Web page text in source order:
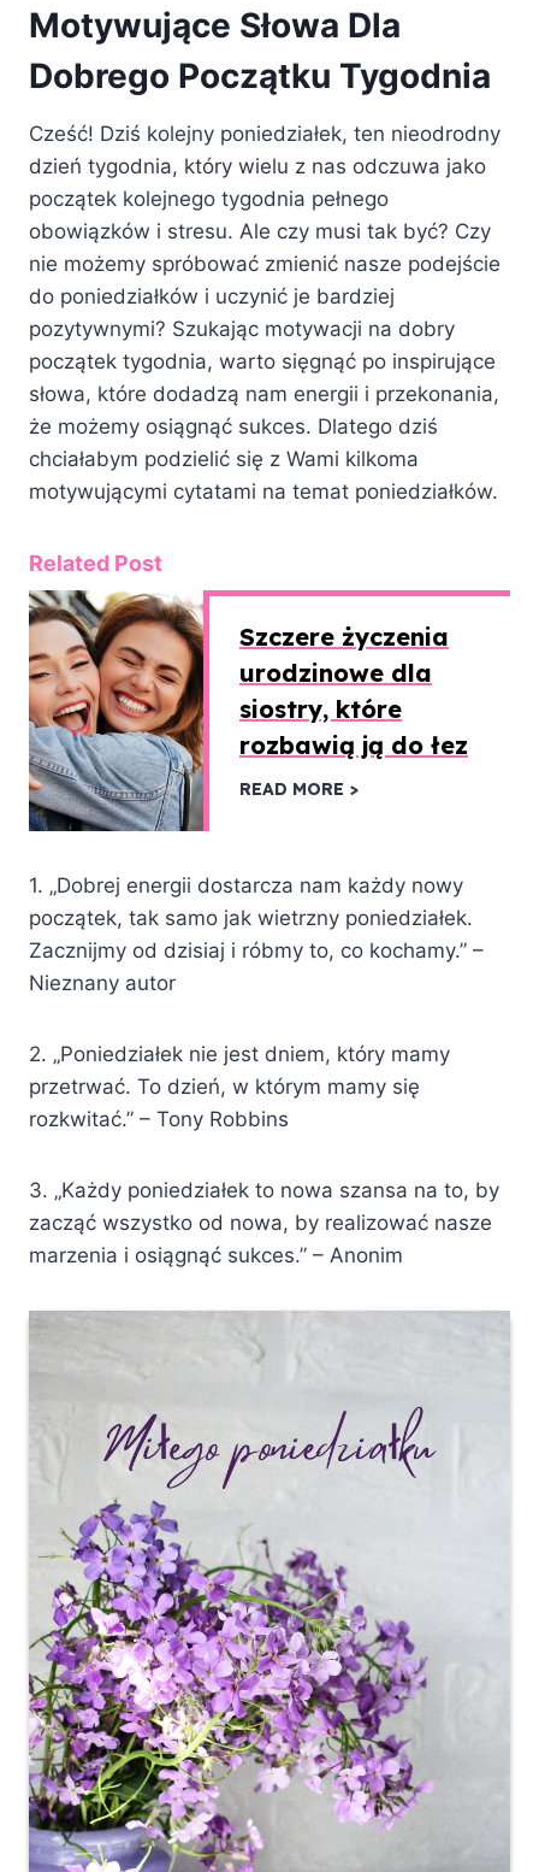
Motywujące Słowa Dla
Dobrego Początku Tygodnia
Cześć! Dziś kolejny poniedziałek, ten nieodrodny
dzień tygodnia, który wielu z nas odczuwa jako
początek kolejnego tygodnia pełnego
obowiązków i stresu. Ale czy musi tak być? Czy
nie możemy spróbować zmienić nasze podejście
do poniedziałków i uczynić je bardziej
pozytywnymi? Szukając motywacji na dobry
początek tygodnia, warto sięgnąć po inspirujące
słowa, które dodadzą nam energii i przekonania,
że możemy osiągnąć sukces. Dlatego dziś
chciałabym podzielić się z Wami kilkoma
motywującymi cytatami na temat poniedziałków.
Related Post
Szczere życzenia
urodzinowe dla
siostry, które
rozbawią ją do łez
READ MORE
1. „Dobrej energii dostarcza nam każdy nowy
początek, tak samo jak wietrzny poniedziałek.
Zacznijmy od dzisiaj i róbmy to, co kochamy.” –
Nieznany autor
2. „Poniedziałek nie jest dniem, który mamy
przetrwać. To dzień, w którym mamy się
rozkwitać.” – Tony Robbins
3. „Każdy poniedziałek to nowa szansa na to, by
zacząć wszystko od nowa, by realizować nasze
marzenia i osiągnąć sukces.” – Anonim